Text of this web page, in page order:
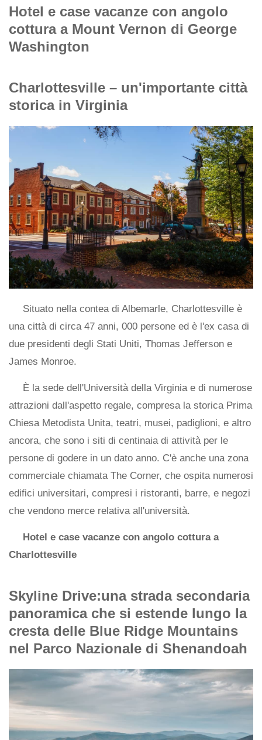
Hotel e case vacanze con angolo
cottura a Mount Vernon di George
Washington
Charlottesville – un'importante città
storica in Virginia
Situato nella contea di Albemarle, Charlottesville è
una città di circa 47 anni, 000 persone ed è l'ex casa di
due presidenti degli Stati Uniti, Thomas Jefferson e
James Monroe.
È la sede dell'Università della Virginia e di numerose
attrazioni dall'aspetto regale, compresa la storica Prima
Chiesa Metodista Unita, teatri, musei, padiglioni, e altro
ancora, che sono i siti di centinaia di attività per le
persone di godere in un dato anno. C'è anche una zona
commerciale chiamata The Corner, che ospita numerosi
edifici universitari, compresi i ristoranti, barre, e negozi
che vendono merce relativa all'università.
Hotel e case vacanze con angolo cottura a
Charlottesville
Skyline Drive:una strada secondaria
panoramica che si estende lungo la
cresta delle Blue Ridge Mountains
nel Parco Nazionale di Shenandoah